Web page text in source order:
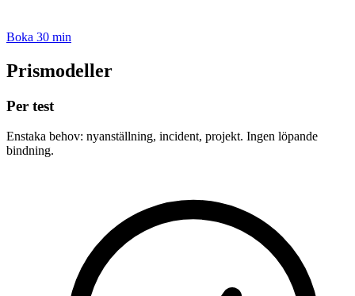
Boka 30 min
Prismodeller
Per test
Enstaka behov: nyanställning, incident, projekt. Ingen löpande
bindning.